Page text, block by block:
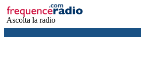
Ascolta la radio